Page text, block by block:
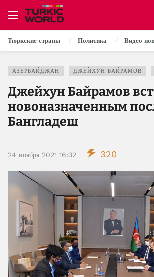
Тюркские страны Политика Видео
АЗЕРБАЙДЖАН ДЖЕЙХУН БАЙРАМОВ
Джейхун Байрамов
новоназначенным
Бангладеш
24 ноября 2021 16:32 320